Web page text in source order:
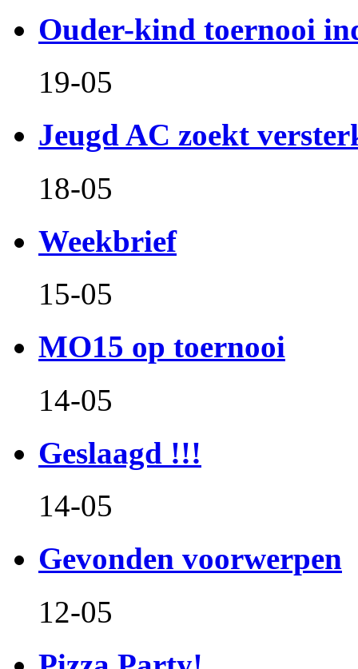
Ouder-kind toernooi
19-05
Jeugd AC zoekt
18-05
Weekbrief
15-05
MO15 op toernooi
14-05
Geslaagd !!!
14-05
Gevonden voorwerpen
12-05